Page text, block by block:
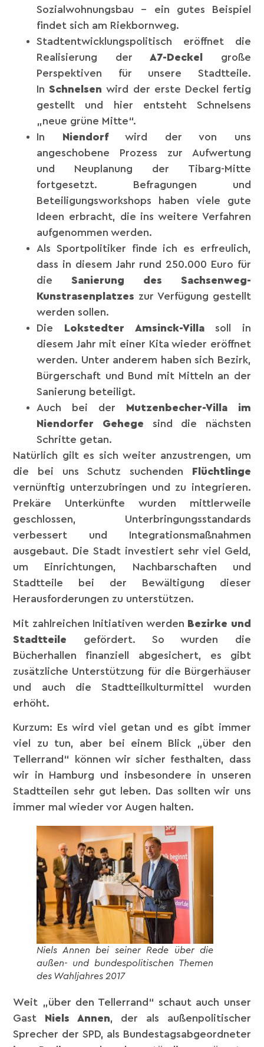
Sozialwohnungsbau – ein gutes Beispiel
findet sich am Riekbornweg.
Stadtentwicklungspolitisch eröffnet die
Realisierung der A7-Deckel
große
Perspektiven für unsere Stadtteile.
InSchnelsenwird der erste Deckel fertig
gestellt und hier entsteht Schnelsens
„neue grüne Mitte“.
In
Niendorfwird der von uns
angeschobene Prozess zur Aufwertung
und Neuplanung der Tibarg-Mitte
fortgesetzt. Befragungen und
Beteiligungsworkshops haben viele gute
Ideen erbracht, die ins weitere Verfahren
aufgenommen werden.
Als Sportpolitiker finde ich es erfreulich,
dass in diesem Jahr rund 250.000 Euro für
die Sanierung des Sachsenweg-
Kunstrasenplatzes zur Verfügung gestellt
werden sollen.
Die
Lokstedter Amsinck-Villa soll in
diesem Jahr mit einer Kita wieder eröffnet
werden. Unter anderem haben sich Bezirk,
Bürgerschaft und Bund mit Mitteln an der
Sanierung beteiligt.
Auch bei der
Mutzenbecher-Villa im
Niendorfer Gehege sind die nächsten
Schritte getan.
Natürlich gilt es sich weiter anzustrengen, um
die bei uns Schutz suchenden Flüchtlinge
vernünftig unterzubringen und zu integrieren.
Prekäre Unterkünfte wurden mittlerweile
geschlossen, Unterbringungsstandards
verbessert und Integrationsmaßnahmen
ausgebaut. Die Stadt investiert sehr viel Geld,
um Einrichtungen, Nachbarschaften und
Stadtteile bei der Bewältigung dieser
Herausforderungen zu unterstützen.
Mit zahlreichen Initiativen werden Bezirke und
Stadtteile gefördert. So wurden die
Bücherhallen finanziell abgesichert, es gibt
zusätzliche Unterstützung für die Bürgerhäuser
und auch die Stadtteilkulturmittel wurden
erhöht.
Kurzum: Es wird viel getan und es gibt immer
viel zu tun, aber bei einem Blick „über den
Tellerrand“ können wir sicher festhalten, dass
wir in Hamburg und insbesondere in unseren
Stadtteilen sehr gut leben. Das sollten wir uns
immer mal wieder vor Augen halten.
Niels Annen bei seiner Rede über die
außen- und bundespolitischen Themen
des Wahljahres 2017
Weit „über den Tellerrand“ schaut auch unser
Gast Niels Annen, der als außenpolitischer
Sprecher der SPD, als Bundestagsabgeordneter